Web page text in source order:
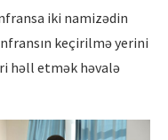
iki namizədin
keçirilmə yerini
həll etmək həvalə